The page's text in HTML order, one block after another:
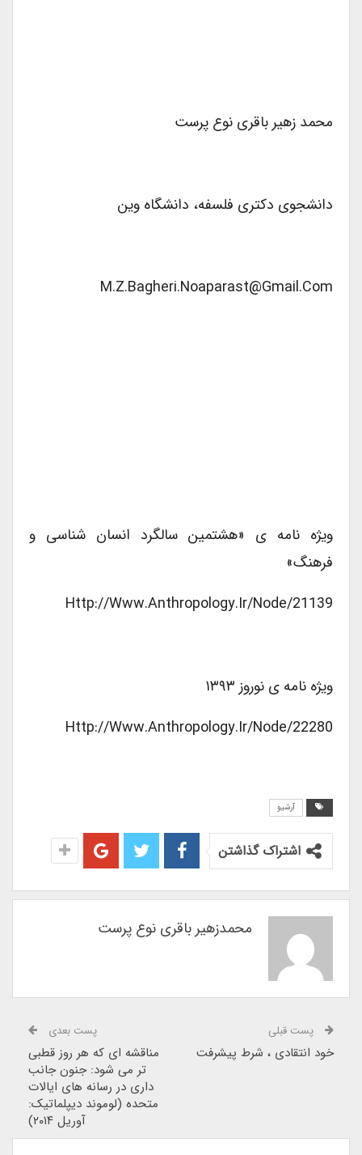
محمد زهیر باقری نوع پرست
دانشجوی دکتری فلسفه، دانشگاه وین
M.z.bagheri.noaparast@gmail.com
ویژه نامه ی «هشتمین سالگرد انسان شناسی و
فرهنگ»
Http://www.anthropology.ir/node/21139
ویژه نامه ی نوروز ۱۳۹۳
Http://www.anthropology.ir/node/22280
آرشیو
اشتراک گذاشتن
محمدزهیر باقری نوع پرست
پست قبلی
خود انتقادی ، شرط پیشرفت
پست بعدی
مناقشه ای که هر روز قطبی
تر می شود: جنون جانب
داری در رسانه های ایالات
متحده (لوموند دیپلماتیک:
آوریل ۲۰۱۴)